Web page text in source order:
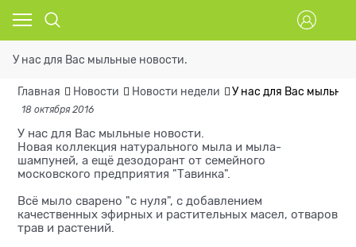
У нас для Вас мыльные новости.
Главная Новости Новости недели У нас для Вас
18 октября 2016
У нас для Вас мыльные новости.
Новая коллекция натурального мыла и мыла-
шампуней, а ещё дезодорант от семейного
московского предприятия "Тавинка".
Всё мыло сварено "с нуля", с добавлением
качественных эфирных и растительных масел, отваров
трав и растений.